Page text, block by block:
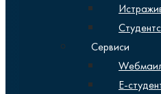
Сервиси
Е-